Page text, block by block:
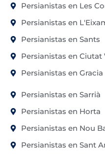
Persianistas en Les
Persianistas en
Persianistas en Sants
Persianistas en Ciutat
Persianistas en Gracia
Persianistas en Sarrià
Persianistas en Horta
Persianistas en Nou
Persianistas en Sant